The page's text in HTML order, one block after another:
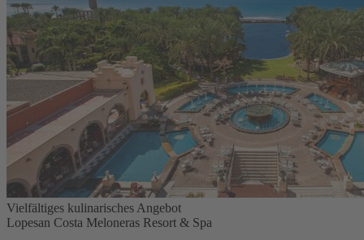
Vielfältiges kulinarisches Angebot
Lopesan Costa Meloneras Resort & Spa